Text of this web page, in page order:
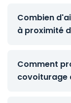
Combien
à proximité
Comment
covoiturage